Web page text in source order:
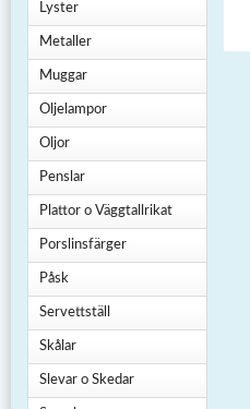
Lyster
Metaller
Muggar
Oljelampor
Oljor
Penslar
Plattor o Väggtallrikat
Porslinsfärger
Påsk
Servettställ
Skålar
Slevar o Skedar